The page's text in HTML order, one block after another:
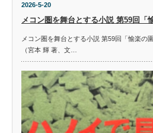
2026-5-20
メコン圏を舞台とする小説 第59回「
メコン圏を舞台とする小説 第59回「愉楽の
（宮本 輝 著、文…